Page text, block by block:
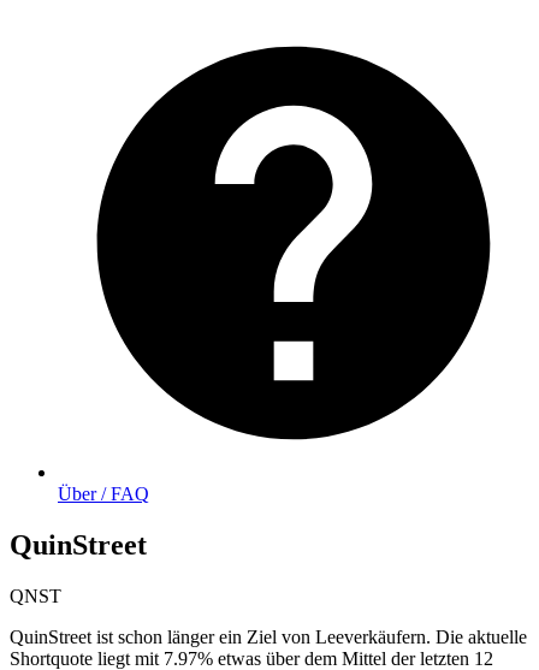
Über / FAQ
QuinStreet
QNST
QuinStreet ist schon länger ein Ziel von Leeverkäufern. Die aktuelle
Shortquote liegt mit 7.97% etwas über dem Mittel der letzten 12